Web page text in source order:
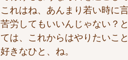
これはね、あんまり若い時に
苦労してもいいんじゃない？
ては、これからはやりたいこ
好きなひと、ね。